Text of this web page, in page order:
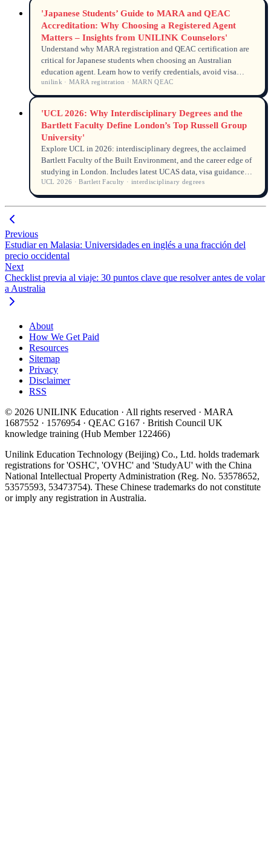
'Japanese Students’ Guide to MARA and QEAC
Accreditation: Why Choosing a Registered Agent
Matters – Insights from UNILINK Counselors'
Understand why MARA registration and QEAC certification are
critical for Japanese students when choosing an Australian
education agent. Learn how to verify credentials, avoid visa
rejections, and get reliable study counseling in 2026.
unilink · MARA registration · MARN QEAC
'UCL 2026: Why Interdisciplinary Degrees and the
Bartlett Faculty Define London’s Top Russell Group
University'
Explore UCL in 2026: interdisciplinary degrees, the acclaimed
Bartlett Faculty of the Built Environment, and the career edge of
studying in London. Includes latest UCAS data, visa guidance
from DHA/Home Office/USCIS, and an anonymised student case
with insights from a UNILINK licensed counsellor
(MARN/QEAC).
UCL 2026 · Bartlett Faculty · interdisciplinary degrees
Previous
Estudiar en Malasia: Universidades en inglés a una fracción del
precio occidental
Next
Checklist previa al viaje: 30 puntos clave que resolver antes de volar
a Australia
About
How We Get Paid
Resources
Sitemap
Privacy
Disclaimer
RSS
© 2026 UNILINK Education · All rights reserved · MARA
1687552 · 1576954 · QEAC G167 · British Council UK
knowledge training (Hub Member 122466)
Unilink Education Technology (Beijing) Co., Ltd. holds trademark
registrations for 'OSHC', 'OVHC' and 'StudyAU' with the China
National Intellectual Property Administration (Reg. No. 53578652,
53575593, 53473754). These Chinese trademarks do not constitute
or imply any registration in Australia.